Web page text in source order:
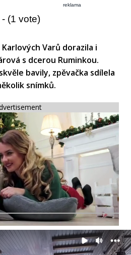
reklama
- (1 vote)
Varů dorazila i
s dcerou Ruminkou.
bavily, zpěvačka sdílela
snímků.